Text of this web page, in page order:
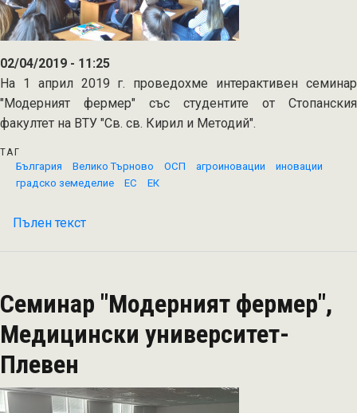
02/04/2019 - 11:25
На 1 април 2019 г. проведохме интерактивен семинар
"Модерният фермер" със студентите от Стопанския
факултет на ВТУ "Св. св. Кирил и Методий".
ТАГ
България
Велико Търново ОСП агроиновации
иновации
градско земеделие
ЕС ЕК
Пълен текст
във
Великотърновски
университет
Кирил
Семинар "Модерният фермер",
Медицински университет-
Плевен